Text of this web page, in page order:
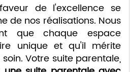
de l'excellence se
de nos réalisations. Nous
que chaque espace
unique et qu'il mérite
Votre suite parentale,